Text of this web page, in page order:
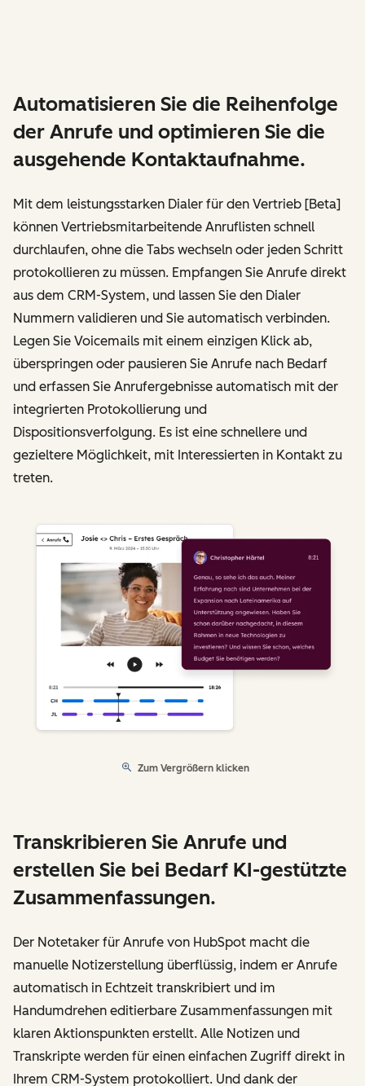
Automatisieren Sie die Reihenfolge
der Anrufe und optimieren Sie die
ausgehende Kontaktaufnahme.
Mit dem leistungsstarken Dialer für den Vertrieb [Beta]
können Vertriebsmitarbeitende Anruflisten schnell
durchlaufen, ohne die Tabs wechseln oder jeden Schritt
protokollieren zu müssen. Empfangen Sie Anrufe direkt
aus dem CRM-System, und lassen Sie den Dialer
Nummern validieren und Sie automatisch verbinden.
Legen Sie Voicemails mit einem einzigen Klick ab,
überspringen oder pausieren Sie Anrufe nach Bedarf
und erfassen Sie Anrufergebnisse automatisch mit der
integrierten Protokollierung und
Dispositionsverfolgung. Es ist eine schnellere und
gezieltere Möglichkeit, mit Interessierten in Kontakt zu
treten.
Zum Vergrößern klicken
Transkribieren Sie Anrufe und
erstellen Sie bei Bedarf KI-gestützte
Zusammenfassungen.
Der Notetaker für Anrufe von HubSpot macht die
manuelle Notizerstellung überflüssig, indem er Anrufe
automatisch in Echtzeit transkribiert und im
Handumdrehen editierbare Zusammenfassungen mit
klaren Aktionspunkten erstellt. Alle Notizen und
Transkripte werden für einen einfachen Zugriff direkt in
Ihrem CRM-System protokolliert. Und dank der